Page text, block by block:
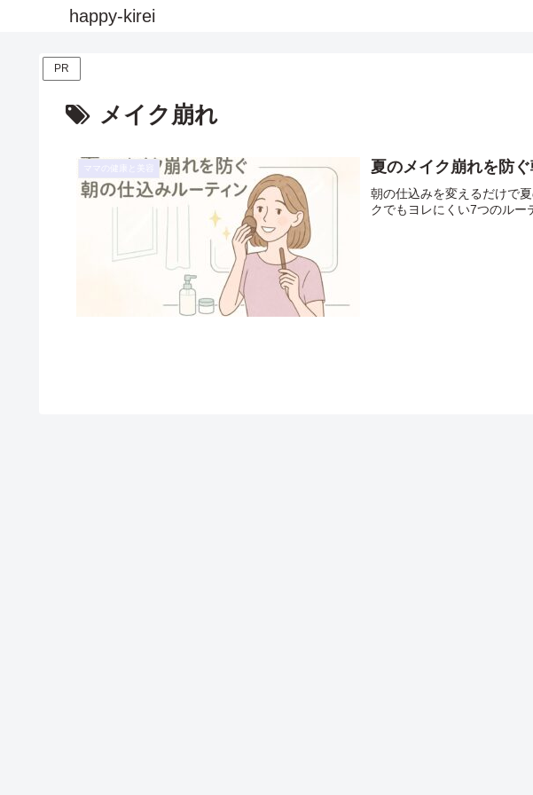
happy-kirei
PR
メイク崩れ
夏のメイク崩れを防
朝の仕込みを変えるだけで
クでもヨレにくい7つのルー